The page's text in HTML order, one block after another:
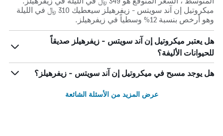
ميكروتيل إن آند سويتس - زيفرهيلز سيعطيك 310 ﷼ في الليلة
وهو أرخص بنسبة 12% وسطياً في زيفرهيلز.
هل يعتبر ميكروتيل إن آند سويتس - زيفرهيلز صديقاً
للحيوانات الأليفة؟
هل يوجد مسبح في ميكروتيل إن آند سويتس - زيفرهيلز؟
عرض المزيد من الأسئلة الشائعة